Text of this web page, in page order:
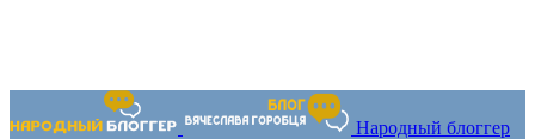
Народный блоггер